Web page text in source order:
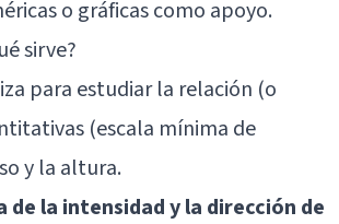
o gráficas como apoyo.
sirve?
para estudiar la relación (o
(escala mínima de
y la altura.
la intensidad y la dirección de